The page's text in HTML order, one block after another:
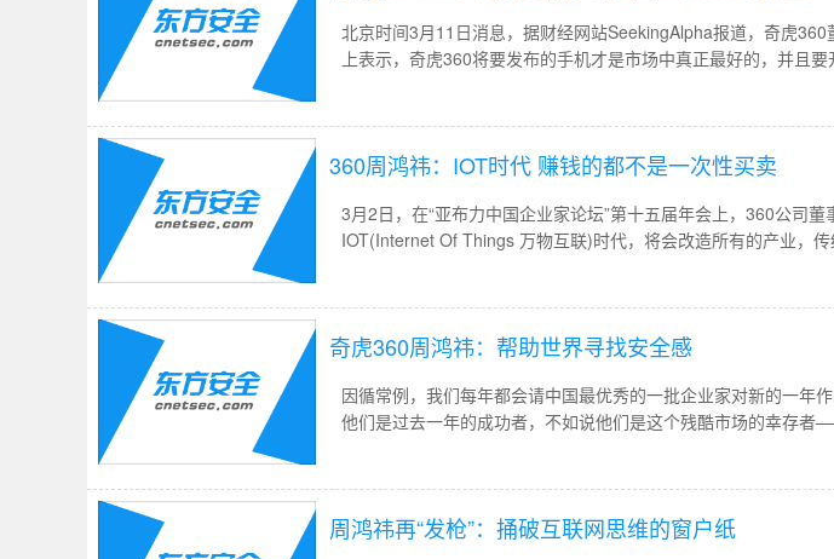
北京时间3月11日消息，据财经网站SeekingAlpha报道，奇虎
上表示，奇虎360将要发布的手机才是市场中真正最好的，并且
360周鸿祎：IOT时代 赚钱的都不是一次性买卖
3月2日，在“亚布力中国企业家论坛”第十五届年会上，360公司
IOT(Internet Of Things 万物互联)时代，将会改造所有的产业，
奇虎360周鸿祎：帮助世界寻找安全感
因循常例，我们每年都会请中国最优秀的一批企业家对新的一年
他们是过去一年的成功者，不如说他们是这个残酷市场的幸存者
周鸿祎再“发枪”：捅破互联网思维的窗户纸